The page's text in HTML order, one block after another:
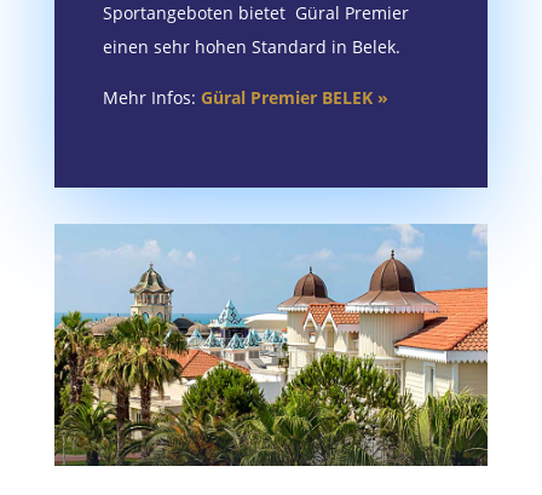
Sportangeboten bietet Güral Premier
einen sehr hohen Standard in Belek.
Mehr Infos: Güral Premier BELEK »